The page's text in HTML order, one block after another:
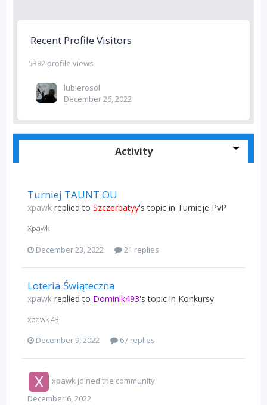
Recent Profile Visitors
5382 profile views
lubierosol
December 26, 2022
Activity
Turniej TAUNT OU
xpawk replied to Szczerbatyy's topic in Turnieje PvP
Xpawk
December 23, 2022
21 replies
Loteria Świąteczna
xpawk replied to Dominik493's topic in Konkursy
xpawk 43
December 9, 2022
67 replies
xpawk joined the community
December 6, 2022